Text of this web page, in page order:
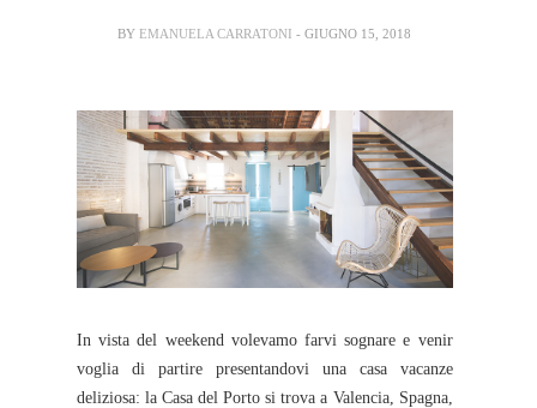
BY EMANUELA CARRATONI- GIUGNO 15, 2018
In vista del weekend volevamo farvi sognare e venir
voglia di partire presentandovi una casa vacanze
deliziosa: la Casa del Porto si trova a Valencia, Spagna,